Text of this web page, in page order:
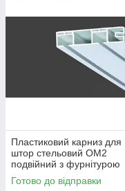
Пластиковий карниз для
штор стельовий ОМ2
подвійний з фурнітурою
декоративний білий
Готово до відправки